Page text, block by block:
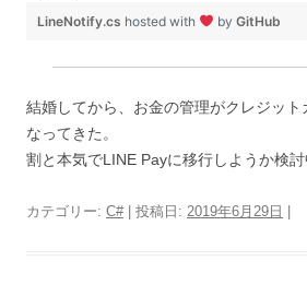
LineNotify.cs hosted with by GitHub
結婚してから、お金の管理がクレジット
なってきた。
割と本気でLINE Payに移行しようか検討
カテゴリー: C#| 投稿日: 2019年6月29日